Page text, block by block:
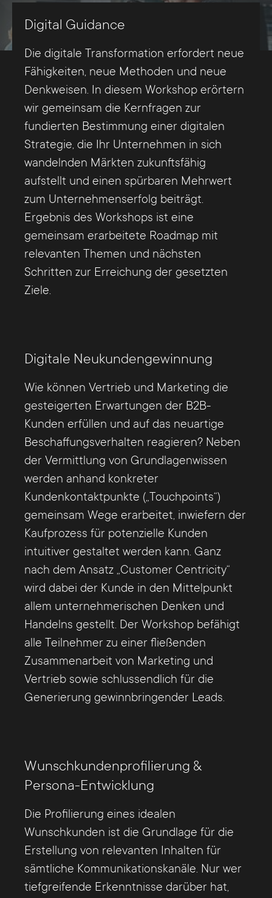
Digital Guidance
Die digitale Transformation erfordert neue
Fähigkeiten, neue Methoden und neue
Denkweisen. In diesem Workshop erörtern
wir gemeinsam die Kernfragen zur
fundierten Bestimmung einer digitalen
Strategie, die Ihr Unternehmen in sich
wandelnden Märkten zukunftsfähig
aufstellt und einen spürbaren Mehrwert
zum Unternehmenserfolg beiträgt.
Ergebnis des Workshops ist eine
gemeinsam erarbeitete Roadmap mit
relevanten Themen und nächsten
Schritten zur Erreichung der gesetzten
Ziele.
Digitale Neukundengewinnung
Wie können Vertrieb und Marketing die
gesteigerten Erwartungen der B2B-
Kunden erfüllen und auf das neuartige
Beschaffungsverhalten reagieren? Neben
der Vermittlung von Grundlagenwissen
werden anhand konkreter
Kundenkontaktpunkte („Touchpoints“)
gemeinsam Wege erarbeitet, inwiefern der
Kaufprozess für potenzielle Kunden
intuitiver gestaltet werden kann. Ganz
nach dem Ansatz „Customer Centricity“
wird dabei der Kunde in den Mittelpunkt
allem unternehmerischen Denken und
Handelns gestellt. Der Workshop befähigt
alle Teilnehmer zu einer fließenden
Zusammenarbeit von Marketing und
Vertrieb sowie schlussendlich für die
Generierung gewinnbringender Leads.
Wunschkundenprofilierung &
Persona-Entwicklung
Die Profilierung eines idealen
Wunschkunden ist die Grundlage für die
Erstellung von relevanten Inhalten für
sämtliche Kommunikationskanäle. Nur wer
tiefgreifende Erkenntnisse darüber hat,